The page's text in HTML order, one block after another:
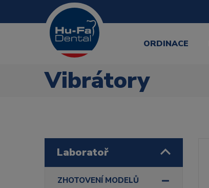
ORDINACE
Vibrátory
Laboratoř
ZHOTOVENÍ MODELŮ